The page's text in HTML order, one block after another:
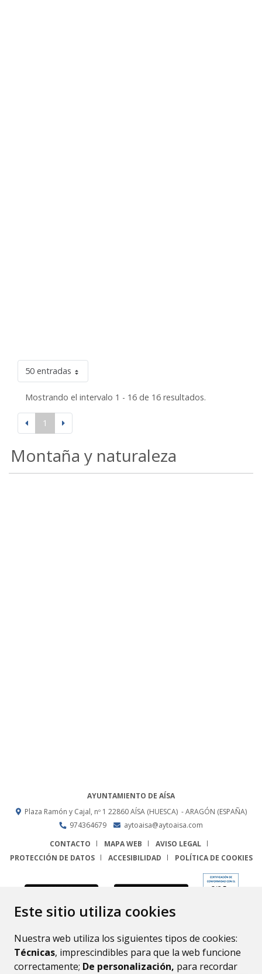
Este sitio utiliza cookies
Nuestra web utiliza los siguientes tipos de cookies:
Técnicas, imprescindibles para que la web funcione
correctamente; De personalización, para recordar
50 entradas
Mostrando el intervalo 1 - 16 de 16 resultados.
1
Montaña y naturaleza
AYUNTAMIENTO DE AÍSA
Plaza Ramón y Cajal, nº 1 22860 AÍSA (HUESCA) - ARAGÓN (ESPAÑA)
974364679
aytoaisa@aytoaisa.com
CONTACTO
MAPA WEB
AVISO LEGAL
PROTECCIÓN DE DATOS
ACCESIBILIDAD POLÍTICA DE COOKIES